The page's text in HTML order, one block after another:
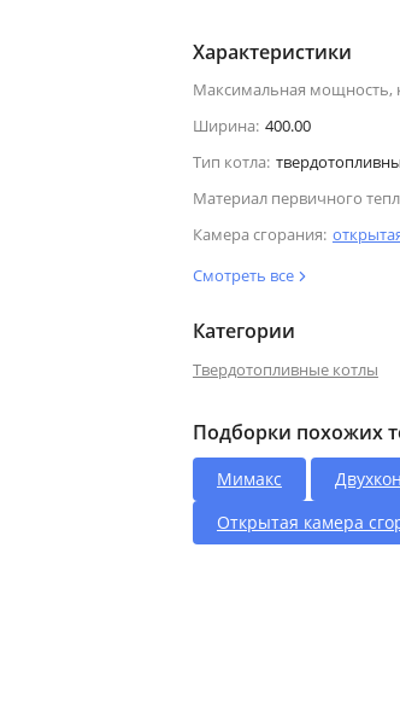
Характеристики
Максимальная мощность,
Ширина: 400.00
Тип котла:
Материал первичного
Камера сгорания:
Смотреть все
Категории
Твердотопливные котлы
Подборки похожих
Мимакс
Открытая камера